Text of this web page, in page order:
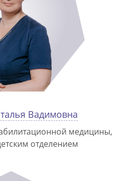
Вадимовна
медицины,
отделением